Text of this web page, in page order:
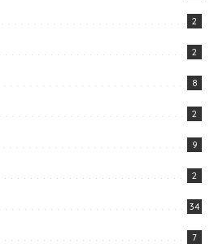
2
2
8
2
9
2
34
7